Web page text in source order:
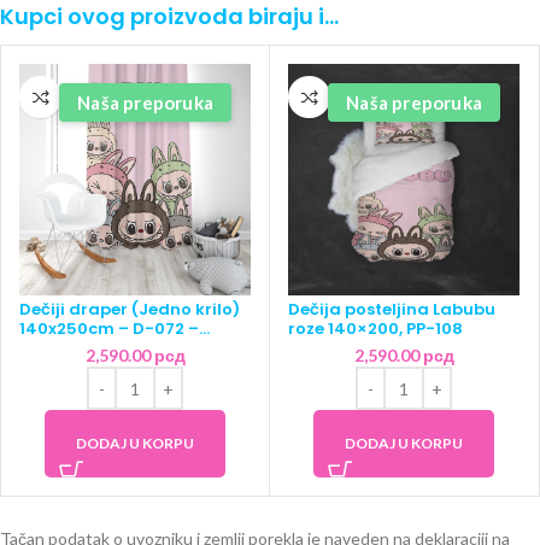
Kupci ovog proizvoda biraju i…
Naša preporuka
Dečiji draper (Jedno krilo)
140x250cm – D-072 –
Labubu roze2,590.00рсд
DODAJ U KORPU
Naša preporuka
Dečija posteljina Labubu
roze 140×200, PP-108
2,590.00рсд
DODAJ U KORPU
Tačan podatak o uvozniku i zemlji porekla je naveden na deklaraciji na